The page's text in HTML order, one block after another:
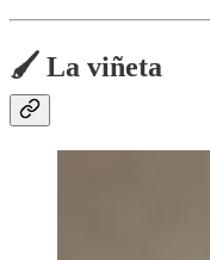
🖌️ La viñeta